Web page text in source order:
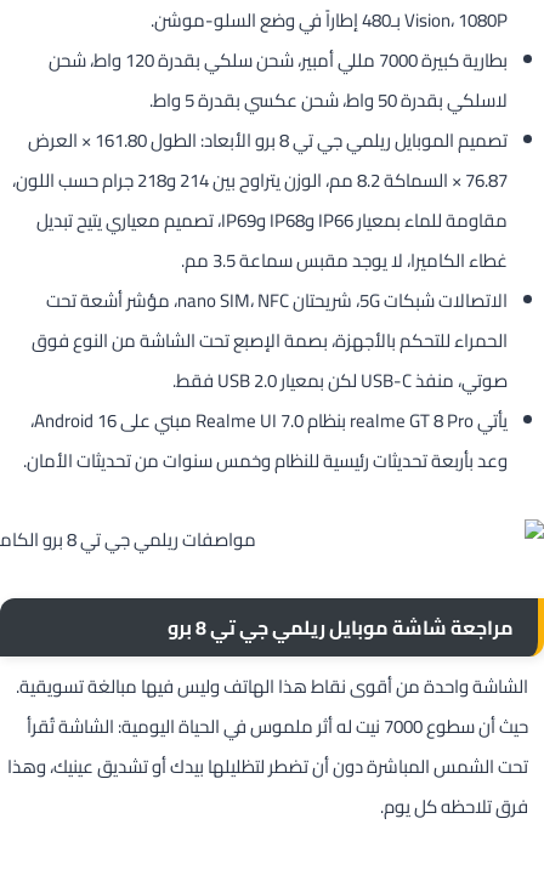
Vision، 1080P بـ480 إطاراً في وضع السلو-موشن.
بطارية كبيرة 7000 مللي أمبير، شحن سلكي بقدرة 120 واط، شحن
لاسلكي بقدرة 50 واط، شحن عكسي بقدرة 5 واط.
تصميم الموبايل ريلمي جي تي 8 برو الأبعاد: الطول 161.80 × العرض
76.87 × السماكة 8.2 مم، الوزن يتراوح بين 214 و218 جرام حسب اللون،
مقاومة للماء بمعيار IP66 وIP68 وIP69، تصميم معياري يتيح تبديل
غطاء الكاميرا، لا يوجد مقبس سماعة 3.5 مم.
الاتصالات شبكات 5G، شريحتان nano SIM، NFC، مؤشر أشعة تحت
الحمراء للتحكم بالأجهزة، بصمة الإصبع تحت الشاشة من النوع فوق
صوتي، منفذ USB-C لكن بمعيار USB 2.0 فقط.
يأتي realme GT 8 Pro بنظام Realme UI 7.0 مبني على Android 16،
وعد بأربعة تحديثات رئيسية للنظام وخمس سنوات من تحديثات الأمان.
مراجعة شاشة موبايل ريلمي جي تي 8 برو
الشاشة واحدة من أقوى نقاط هذا الهاتف وليس فيها مبالغة تسويقية.
حيث أن سطوع 7000 نيت له أثر ملموس في الحياة اليومية: الشاشة تُقرأ
تحت الشمس المباشرة دون أن تضطر لتظليلها بيدك أو تشديق عينيك، وهذا
فرق تلاحظه كل يوم.